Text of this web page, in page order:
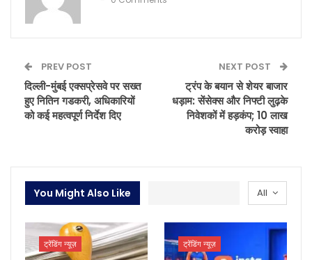
PREV POST
दिल्ली-मुंबई एक्सप्रेसवे पर सख्त
हुए नितिन गडकरी, अधिकारियों
को कई महत्वपूर्ण निर्देश दिए
NEXT POST
ट्रंप के बयान से शेयर बाजार
धड़ाम: सेंसेक्स और निफ्टी लुढ़के
निवेशकों में हड़कंप; 10 लाख
करोड़ स्वाहा
All
You Might Also Like
ट्रेंडिंग न्यूज़ ट्रेंडिंग न्यूज़